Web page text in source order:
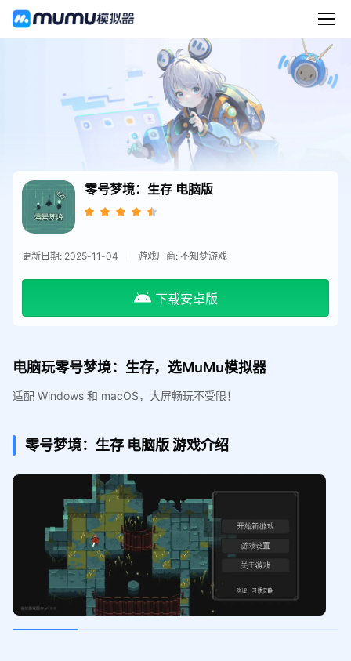
零号梦境：生存 电脑版
更新日期: 2025-11-04 游戏厂商: 不知梦游戏
下载安卓版
电脑玩零号梦境：生存，选MuMu模拟器
适配 Windows 和 macOS，大屏畅玩不受限！
零号梦境：生存 电脑版游戏介绍